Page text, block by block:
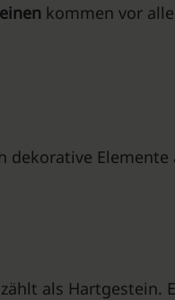
kommen vor
dekorative
als Hartgestein.